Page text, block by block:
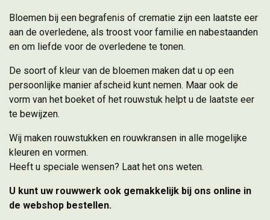
Bloemen bij een begrafenis of crematie zijn een laatste eer
aan de overledene, als troost voor familie en nabestaanden
en om liefde voor de overledene te tonen.
De soort of kleur van de bloemen maken dat u op een
persoonlijke manier afscheid kunt nemen. Maar ook de
vorm van het boeket of het rouwstuk helpt u de laatste eer
te bewijzen.
Wij maken rouwstukken en rouwkransen in alle mogelijke
kleuren en vormen.
Heeft u speciale wensen? Laat het ons weten.
U kunt uw rouwwerk ook gemakkelijk bij ons online in
de webshop bestellen.